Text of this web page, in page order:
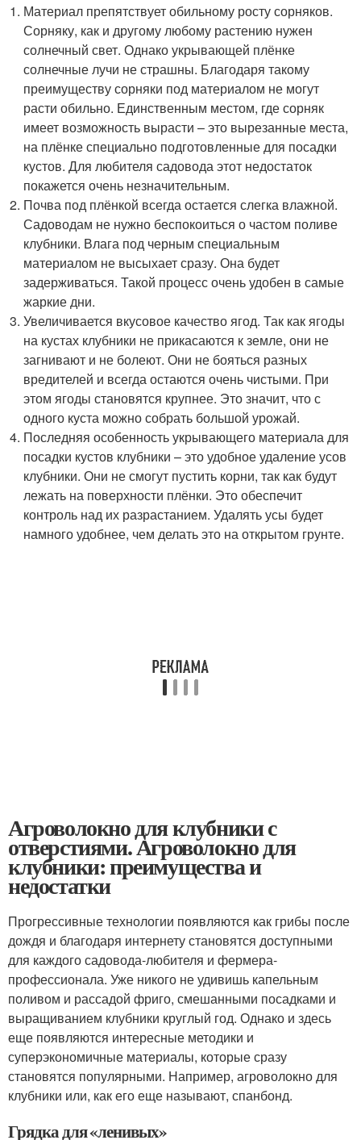
Материал препятствует обильному росту сорняков.
Сорняку, как и другому любому растению нужен
солнечный свет. Однако укрывающей плёнке
солнечные лучи не страшны. Благодаря такому
преимуществу сорняки под материалом не могут
расти обильно. Единственным местом, где сорняк
имеет возможность вырасти – это вырезанные места,
на плёнке специально подготовленные для посадки
кустов. Для любителя садовода этот недостаток
покажется очень незначительным.
Почва под плёнкой всегда остается слегка влажной.
Садоводам не нужно беспокоиться о частом поливе
клубники. Влага под черным специальным
материалом не высыхает сразу. Она будет
задерживаться. Такой процесс очень удобен в самые
жаркие дни.
Увеличивается вкусовое качество ягод. Так как ягоды
на кустах клубники не прикасаются к земле, они не
загнивают и не болеют. Они не бояться разных
вредителей и всегда остаются очень чистыми. При
этом ягоды становятся крупнее. Это значит, что с
одного куста можно собрать большой урожай.
Последняя особенность укрывающего материала для
посадки кустов клубники – это удобное удаление усов
клубники. Они не смогут пустить корни, так как будут
лежать на поверхности плёнки. Это обеспечит
контроль над их разрастанием. Удалять усы будет
намного удобнее, чем делать это на открытом грунте.
Агроволокно для клубники с
отверстиями. Агроволокно для
клубники: преимущества и
недостатки
Прогрессивные технологии появляются как грибы после
дождя и благодаря интернету становятся доступными
для каждого садовода-любителя и фермера-
профессионала. Уже никого не удивишь капельным
поливом и рассадой фриго, смешанными посадками и
выращиванием клубники круглый год. Однако и здесь
еще появляются интересные методики и
суперэкономичные материалы, которые сразу
становятся популярными. Например, агроволокно для
клубники или, как его еще называют, спанбонд.
Грядка для «ленивых»